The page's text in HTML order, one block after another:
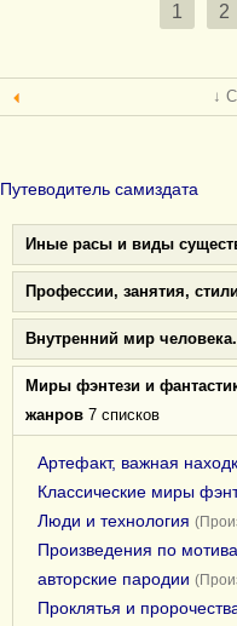
1 2
↓
Путеводитель самиздата
Иные расы и виды
Профессии, занятия,
Внутренний мир
Миры фэнтези и
жанров 7 списков
Артефакт, важная
Классические миры
Люди и технология
Произведения по
авторские пародии
Проклятья и